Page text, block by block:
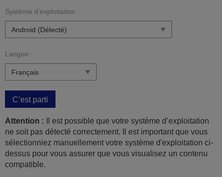
Système d’exploitation :
Langue :
C’est parti
Attention : Il est possible que votre système d’exploitation
ne soit pas détecté correctement. Il est important que vous
sélectionniez manuellement votre système d'exploitation ci-
dessus pour vous assurer que vous visualisez un contenu
compatible.